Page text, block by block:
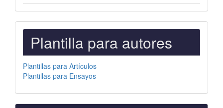
PLANTILLAS
PARA
AUTORES
Plantilla para autores
Plantillas para Artículos
Plantillas para Ensayos